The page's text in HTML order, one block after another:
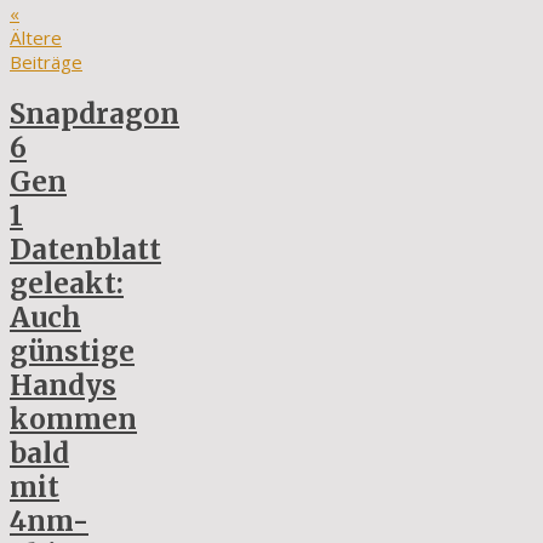
«
Ältere
Beiträge
Snapdragon
6
Gen
1
Datenblatt
geleakt:
Auch
günstige
Handys
kommen
bald
mit
4nm-